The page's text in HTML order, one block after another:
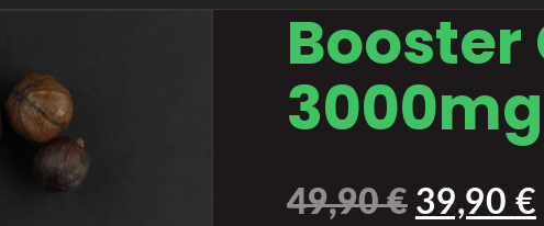
Booster
3000mg
49,90€ 39,90 €